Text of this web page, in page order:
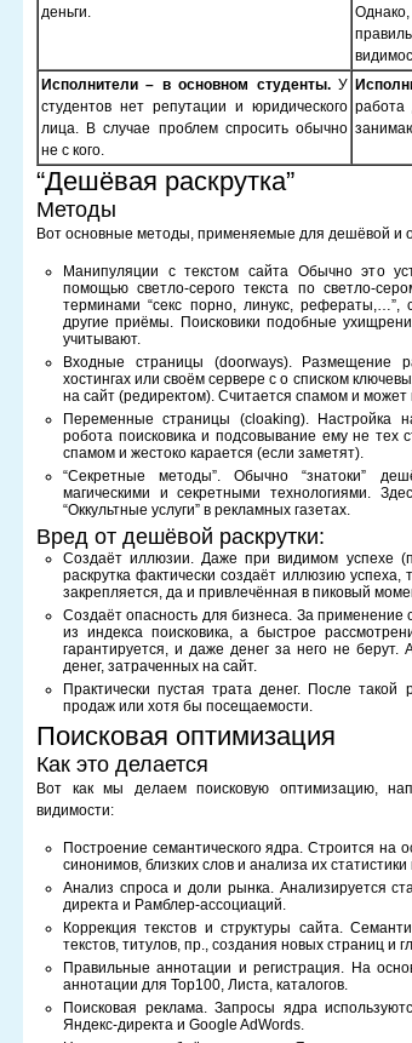
деньги.
Исполнители – в основном студенты.У
студентов нет репутации и юридического
лица. В случае проблем спросить обычно
не с кого.
работа
“Дешёвая раскрутка”
Методы
Вот основные методы, применяемые для дешёвой и
Манипуляции с текстом сайта Обычно это
помощью светло-серого текста по светло-
терминами “секс порно, линукс, рефераты,…”,
другие приёмы. Поисковики подобные
учитывают.
Входные страницы (doorways). Размещение
хостингах или своём сервере с о списком
на сайт (редиректом). Считается спамом и может
Переменные страницы (cloaking). Настройка
робота поисковика и подсовывание ему не тех
спамом и жестоко карается (если заметят).
“Секретные методы”. Обычно “знатоки”
магическими и секретными технологиями.
“Оккультные услуги” в рекламных газетах.
Вред от дешёвой раскрутки:
Создаёт иллюзии. Даже при видимом успехе
раскрутка фактически создаёт иллюзию успеха,
закрепляется, да и привлечённая в пиковый
Создаёт опасность для бизнеса. За применение
из индекса поисковика, а быстрое
гарантируется, и даже денег за него не
денег, затраченных на сайт.
Практически пустая трата денег. После
продаж или хотя бы посещаемости.
Поисковая оптимизация
Как это делается
Вот как мы делаем поисковую оптимизацию,
видимости:
Построение семантического ядра. Строится на
синонимов, близких слов и анализа их статистики
Анализ спроса и доли рынка. Анализируется
директа и Рамблер-ассоциаций.
Коррекция текстов и структуры сайта.
текстов, титулов, пр., создания новых страниц и
Правильные аннотации и регистрация. На
аннотации для Тор100, Листа, каталогов.
Поисковая реклама. Запросы ядра
Яндекс-директа и Google AdWords.